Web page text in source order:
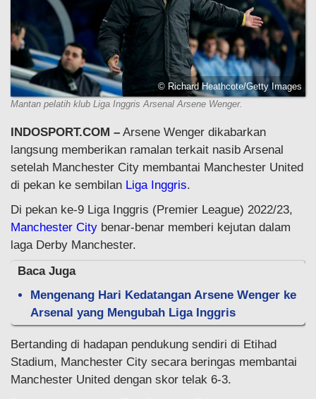
© Richard Heathcote/Getty Images
Mantan pelatih klub Liga Inggris Arsenal Arsene Wenger.
INDOSPORT.COM – Arsene Wenger dikabarkan
langsung memberikan ramalan terkait nasib Arsenal
setelah Manchester City membantai Manchester United
di pekan ke sembilan Liga Inggris.
Di pekan ke-9 Liga Inggris (Premier League) 2022/23,
Manchester City benar-benar memberi kejutan dalam
laga Derby Manchester.
Baca Juga
Mengenang Hari Kedatangan Arsene Wenger ke
Arsenal yang Mengubah Liga Inggris
Bertanding di hadapan pendukung sendiri di Etihad
Stadium, Manchester City secara beringas membantai
Manchester United dengan skor telak 6-3.